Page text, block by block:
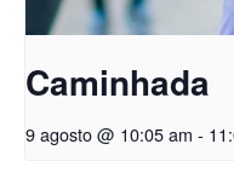
Caminhada
9 agosto @ 10:05 am -